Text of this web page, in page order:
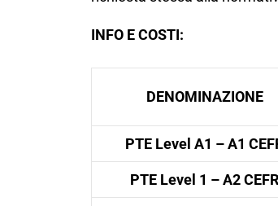
INFO E COSTI:
DENOMINAZIONE
PTE Level A1 – A1
PTE Level 1 – A2 CEFR